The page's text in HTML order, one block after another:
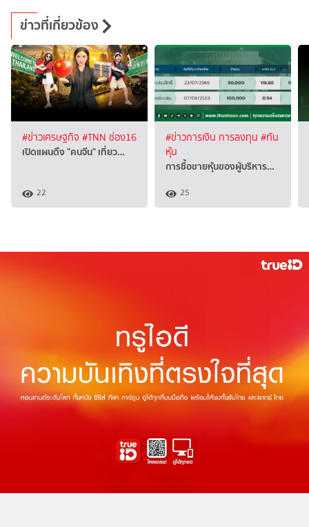
ข่าวที่เกี่ยวข้อง
#ข่าวเศรษฐกิจ #TNN ช่อง16
เปิดแผนดึง "คนจีน" เที่ยว…
22
#ข่าวการเงิน การลงทุน #ทัน
หุ้น
การซื้อขายหุ้นของผู้บริหาร…
25